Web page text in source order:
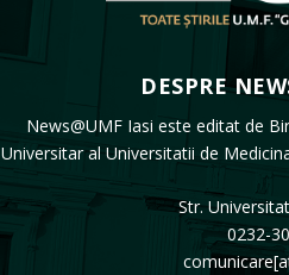
DESPRE
News@UMF Iasi este editat de
Universitar al Universitatii de
Str.
0232-